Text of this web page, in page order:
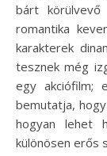
bárt
romantika
karakterek
tesznek még
egy akciófilm;
bemutatja,
hogyan lehet
különösen erős